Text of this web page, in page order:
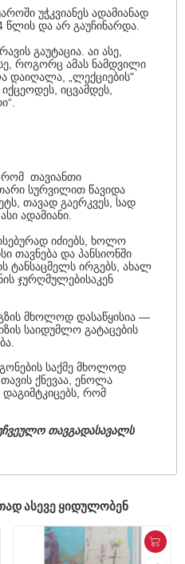
უჭკვიანეს ადამიანად
წლის და არ გაუჩინარდა.
გაუტაცია. აი ასე,
როგორც ამას ნამდვილი
დაიღალა, „ლექციების"
იცვამდეს,
რომ თავიანთი
სურვილით წავიდა
თავად გაერკვეს, სად
ადამიანი.
იძიებს, ხოლო
თავნება და პანსიონში
ტანსაცმელს ირგებს, ახალ
ჯურღმულებისაკენ
მხოლოდ დასაწყისია —
საიდუმლო გატაცების
საქმე მხოლოდ
ქნევაა, ენოლა
რომ
თავგადასავალს
ᲐᲡᲔᲕᲔ ᲧᲘᲓᲣᲚᲝᲑᲔᲜ